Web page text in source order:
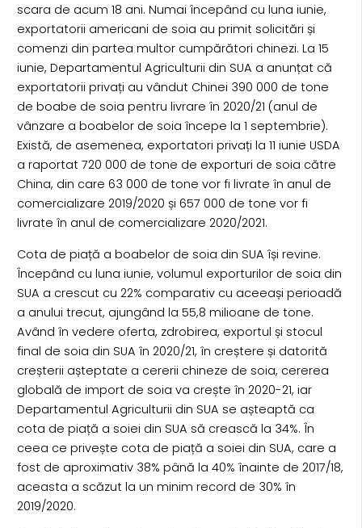
scara de acum 18 ani. Numai începând cu luna iunie,
exportatorii americani de soia au primit solicitări și
comenzi din partea multor cumpărători chinezi. La 15
iunie, Departamentul Agriculturii din SUA a anunțat că
exportatorii privați au vândut Chinei 390 000 de tone
de boabe de soia pentru livrare în 2020/21 (anul de
vânzare a boabelor de soia începe la 1 septembrie).
Există, de asemenea, exportatori privați la 11 iunie USDA
a raportat 720 000 de tone de exporturi de soia către
China, din care 63 000 de tone vor fi livrate în anul de
comercializare 2019/2020 și 657 000 de tone vor fi
livrate în anul de comercializare 2020/2021.
Cota de piață a boabelor de soia din SUA își revine.
Începând cu luna iunie, volumul exporturilor de soia din
SUA a crescut cu 22% comparativ cu aceeași perioadă
a anului trecut, ajungând la 55,8 milioane de tone.
Având în vedere oferta, zdrobirea, exportul și stocul
final de soia din SUA în 2020/21, în creștere și datorită
creșterii așteptate a cererii chineze de soia, cererea
globală de import de soia va crește în 2020-21, iar
Departamentul Agriculturii din SUA se așteaptă ca
cota de piață a soiei din SUA să crească la 34%. În
ceea ce privește cota de piață a soiei din SUA, care a
fost de aproximativ 38% până la 40% înainte de 2017/18,
aceasta a scăzut la un minim record de 30% în
2019/2020.